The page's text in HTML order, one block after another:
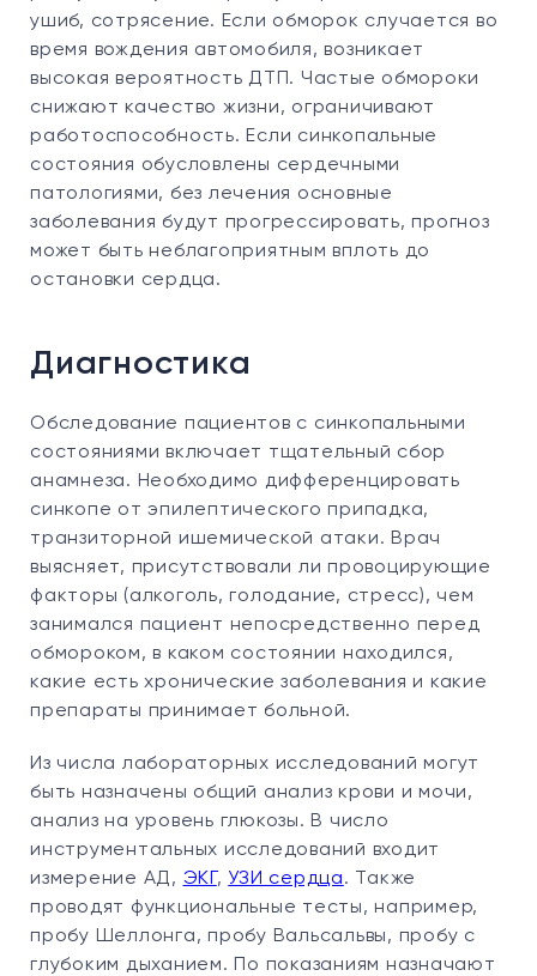
ушиб, сотрясение. Если обморок случается во
время вождения автомобиля, возникает
высокая вероятность ДТП. Частые обмороки
снижают качество жизни, ограничивают
работоспособность. Если синкопальные
состояния обусловлены сердечными
патологиями, без лечения основные
заболевания будут прогрессировать, прогноз
может быть неблагоприятным вплоть до
остановки сердца.
Диагностика
Обследование пациентов с синкопальными
состояниями включает тщательный сбор
анамнеза. Необходимо дифференцировать
синкопе от эпилептического припадка,
транзиторной ишемической атаки. Врач
выясняет, присутствовали ли провоцирующие
факторы (алкоголь, голодание, стресс), чем
занимался пациент непосредственно перед
обмороком, в каком состоянии находился,
какие есть хронические заболевания и какие
препараты принимает больной.
Из числа лабораторных исследований могут
быть назначены общий анализ крови и мочи,
анализ на уровень глюкозы. В число
инструментальных исследований входит
измерение АД, ЭКГ , УЗИ сердца. Также
проводят функциональные тесты, например,
пробу Шеллонга, пробу Вальсальвы, пробу с
глубоким дыханием. По показаниям назначают